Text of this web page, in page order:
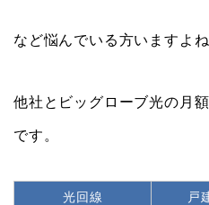
など悩んでいる方いますよね
他社とビッグローブ光の月
です。
光回線 戸